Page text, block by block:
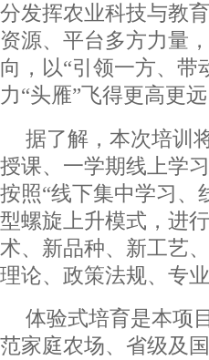
分发挥农业科技与教
资源、平台多方力量
向，以“引领一方、带
力“头雁”飞得更高更远
据了解，本次培训
授课、一学期线上学
按照“线下集中学习、
型螺旋上升模式，进
术、新品种、新工艺
理论、政策法规、专
体验式培育是本项
范家庭农场、省级及